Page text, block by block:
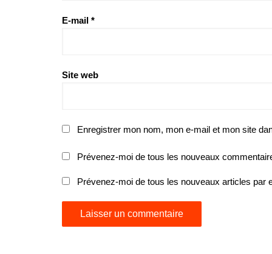
E-mail *
Site web
Enregistrer mon nom, mon e-mail et mon site
Prévenez-moi de tous les nouveaux
Prévenez-moi de tous les nouveaux articles par